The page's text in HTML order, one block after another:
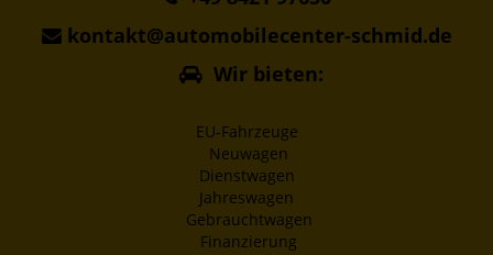
kontakt@automobilecenter-schmid.de
Wir bieten:
EU-Fahrzeuge
Neuwagen
Dienstwagen
Jahreswagen
Gebrauchtwagen
Finanzierung